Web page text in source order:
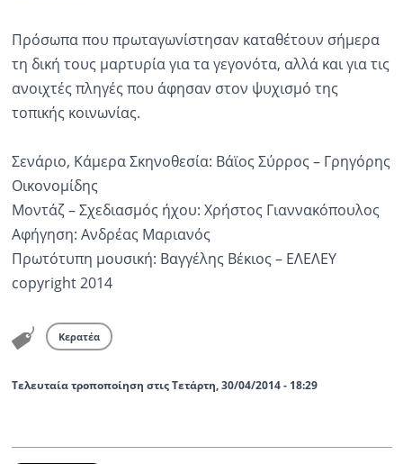
Πρόσωπα που πρωταγωνίστησαν καταθέτουν σήμερα
τη δική τους μαρτυρία για τα γεγονότα, αλλά και για τις
ανοιχτές πληγές που άφησαν στον ψυχισμό της
τοπικής κοινωνίας.
Σενάριο, Κάμερα Σκηνοθεσία: Βάϊος Σύρρος – Γρηγόρης
Οικονομίδης
Μοντάζ – Σχεδιασμός ήχου: Χρήστος Γιαννακόπουλος
Αφήγηση: Ανδρέας Μαριανός
Πρωτότυπη μουσική: Βαγγέλης Βέκιος – ΕΛΕΛΕΥ
copyright 2014
Κερατέα
Τελευταία τροποποίηση στις Τετάρτη, 30/04/2014 - 18:29